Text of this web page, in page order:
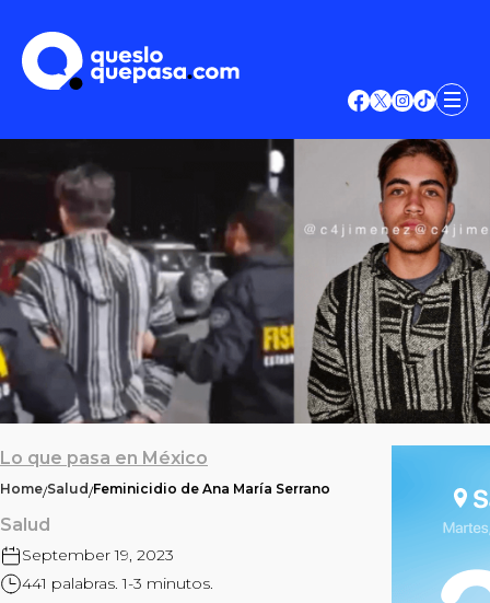
Lo que pasa en México
Home/Salud/Feminicidio de Ana María Serrano
Salud
September 19, 2023
441 palabras. 1-3 minutos.